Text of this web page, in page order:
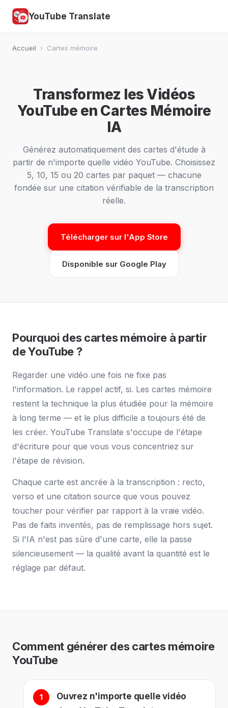
YouTube Translate
Accueil › Cartes mémoire
Transformez les Vidéos
YouTube en Cartes Mémoire
IA
Générez automatiquement des cartes d'étude à
partir de n'importe quelle vidéo YouTube. Choisissez
5, 10, 15 ou 20 cartes par paquet — chacune
fondée sur une citation vérifiable de la transcription
réelle.
Télécharger sur l'App Store
Disponible sur Google Play
Pourquoi des cartes mémoire à partir
de YouTube ?
Regarder une vidéo une fois ne fixe pas
l'information. Le rappel actif, si. Les cartes mémoire
restent la technique la plus étudiée pour la mémoire
à long terme — et le plus difficile a toujours été de
les créer. YouTube Translate s'occupe de l'étape
d'écriture pour que vous vous concentriez sur
l'étape de révision.
Chaque carte est ancrée à la transcription : recto,
verso et une citation source que vous pouvez
toucher pour vérifier par rapport à la vraie vidéo.
Pas de faits inventés, pas de remplissage hors sujet.
Si l'IA n'est pas sûre d'une carte, elle la passe
silencieusement — la qualité avant la quantité est le
réglage par défaut.
Comment générer des cartes mémoire
YouTube
Ouvrez n'importe quelle vidéo